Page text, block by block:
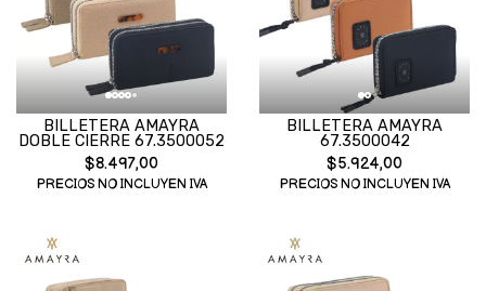
BILLETERA AMAYRA
DOBLE CIERRE 67.3500052
$8.497,00
PRECIOS NO INCLUYEN IVA
BILLETERA AMAYRA
67.3500042
$5.924,00
PRECIOS NO INCLUYEN IVA